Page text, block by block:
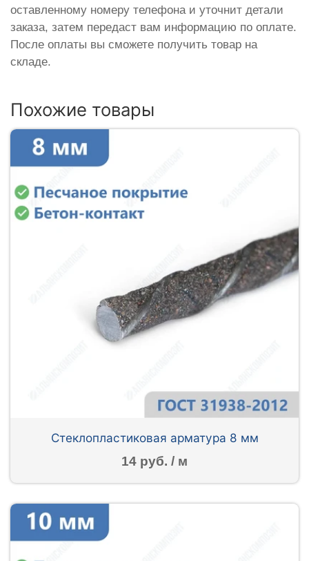
оставленному номеру телефона и уточнит детали
заказа, затем передаст вам информацию по оплате.
После оплаты вы сможете получить товар на
складе.
Похожие товары
Стеклопластиковая арматура 8 мм
14 руб. / м